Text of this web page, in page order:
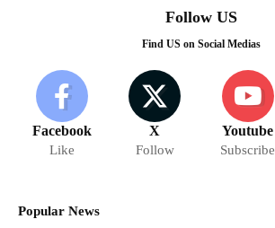
Follow US
Find US on Social Medias
Facebook
Like
X
Follow
Youtube
Subscribe
Popular News